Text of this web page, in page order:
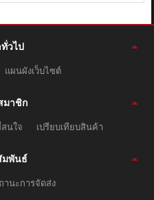
วไป
แผนผังเว็บไซต์
มาชิก
นใจ เปรียบเทียบสินค้า
มพันธ์
านะการจัดส่ง